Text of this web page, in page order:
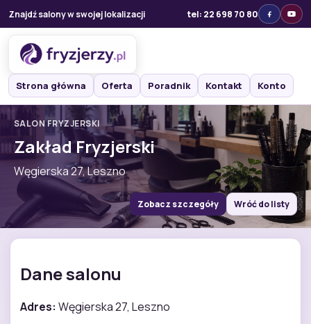
Znajdź salony w swojej lokalizacji tel: 22 698 70 80
Strona główna Oferta Poradnik Kontakt Konto
SALON FRYZJERSKI
Zakład Fryzjerski
Węgierska 27, Leszno
Zobacz szczegóły Wróć do listy
Dane salonu
Adres: Węgierska 27, Leszno